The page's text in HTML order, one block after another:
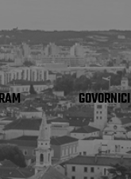
GOVORNICI